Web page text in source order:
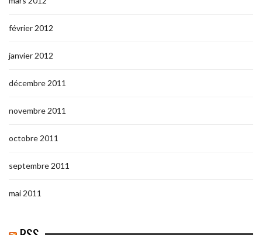
février 2012
janvier 2012
décembre 2011
novembre 2011
octobre 2011
septembre 2011
mai 2011